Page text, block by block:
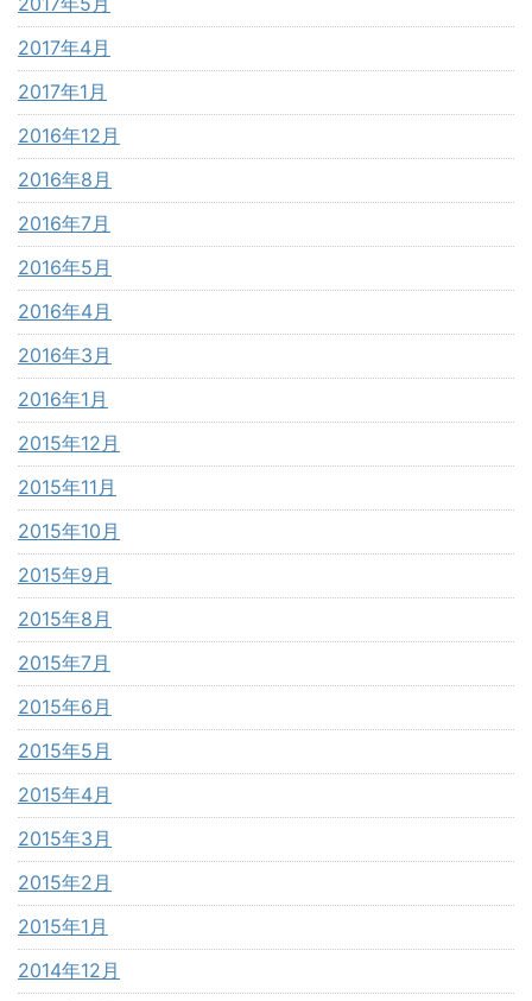
2017年4月
2017年1月
2016年12月
2016年8月
2016年7月
2016年5月
2016年4月
2016年3月
2016年1月
2015年12月
2015年11月
2015年10月
2015年9月
2015年8月
2015年7月
2015年6月
2015年5月
2015年4月
2015年3月
2015年2月
2015年1月
2014年12月